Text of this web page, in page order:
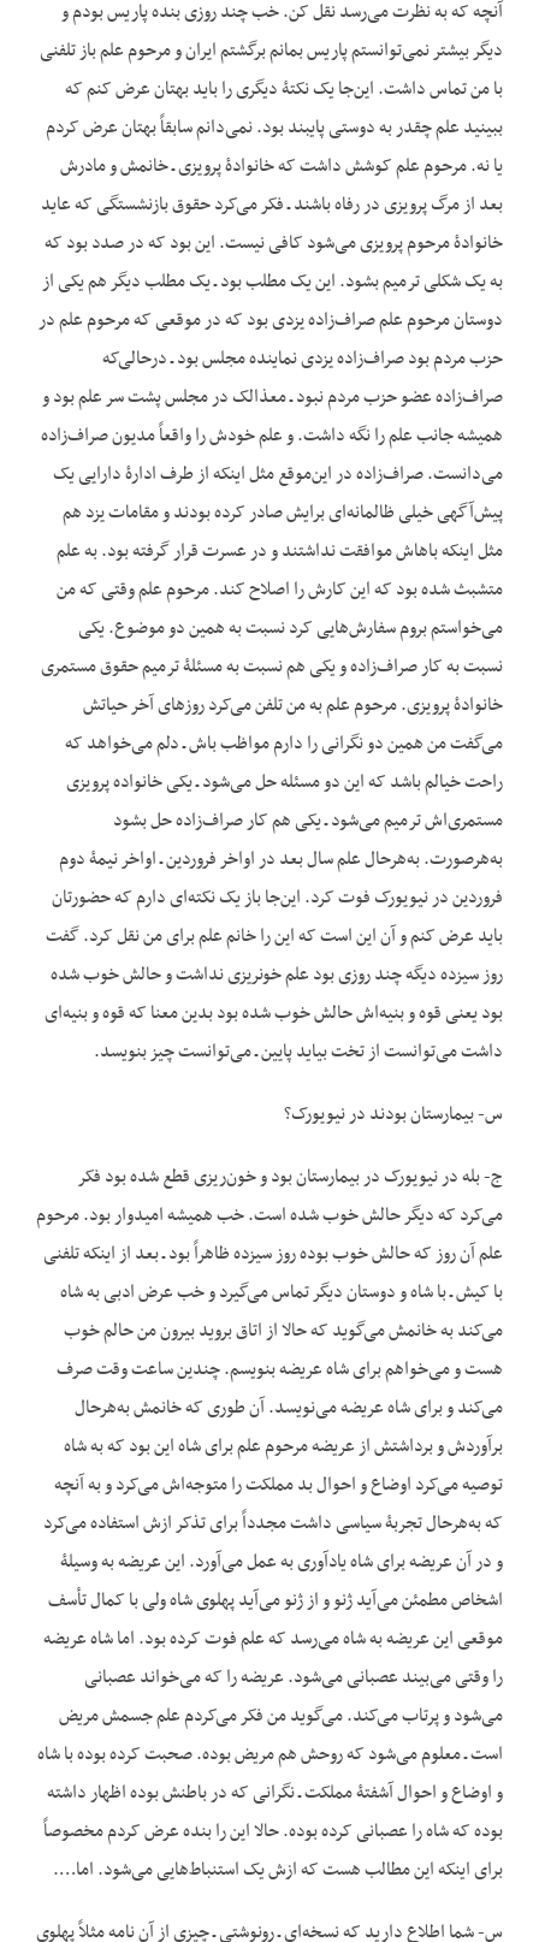
آنچه که به نظرت می‌رسد نقل کن. خب چند روزی بنده پاریس بودم و
دیگر بیشتر نمی‌توانستم پاریس بمانم برگشتم ایران و مرحوم علم باز تلفنی
با من تماس داشت. این‌جا یک نکتۀ دیگری را باید بهتان عرض کنم که
ببینید علم چقدر به دوستی پایبند بود. نمی‌دانم سابقاً بهتان عرض کردم
یا نه. مرحوم علم کوشش داشت که خانوادۀ پرویزی ـ خانمش و مادرش
بعد از مرگ پرویزی در رفاه باشند ـ فکر می‌کرد حقوق بازنشستگی که عاید
خانوادۀ مرحوم پرویزی می‌شود کافی نیست. این بود که در صدد بود که
به یک شکلی ترمیم بشود. این یک مطلب بود ـ یک مطلب دیگر هم یکی از
دوستان مرحوم علم صراف‌زاده یزدی بود که در موقعی که مرحوم علم در
حزب مردم بود صراف‌زاده یزدی نماینده مجلس بود ـ درحالی‌که
صراف‌زاده عضو حزب مردم نبود ـ مع‏ذالک در مجلس پشت سر علم بود و
همیشه جانب علم را نگه داشت. و علم خودش را واقعاً مدیون صراف‌زاده
می‌دانست. صراف‌زاده در این‌موقع مثل این‏که از طرف ادارۀ دارایی یک
پیش‌آگهی خیلی ظالمانه‌ای برایش صادر کرده بودند و مقامات یزد هم
مثل این‏که باهاش موافقت نداشتند و در عسرت قرار گرفته بود. به علم
متشبث شده بود که این کارش را اصلاح کند. مرحوم علم وقتی که من
می‌خواستم بروم سفارش‌هایی کرد نسبت به همین دو موضوع. یکی
نسبت به کار صراف‌زاده و یکی هم نسبت به مسئلۀ ترمیم حقوق مستمری
خانوادۀ پرویزی. مرحوم علم به من تلفن می‌کرد روزهای آخر حیاتش
می‌گفت من همین دو نگرانی را دارم مواظب باش ـ دلم می‌خواهد که
راحت خیالم باشد که این دو مسئله حل می‌شود ـ یکی خانواده پرویزی
مستمری‌اش ترمیم می‌شود ـ یکی هم کار صراف‌زاده حل بشود
به‌هرصورت. به‌هرحال علم سال بعد در اواخر فروردین ـ اواخر نیمۀ دوم
فروردین در نیویورک فوت کرد. این‌جا باز یک نکته‌ای دارم که حضورتان
باید عرض کنم و آن این است که این را خانم علم برای من نقل کرد. گفت
روز سیزده دیگه چند روزی بود علم خونریزی نداشت و حالش خوب شده
بود یعنی قوه و بنیه‌اش حالش خوب شده بود بدین معنا که قوه و بنیه‌ای
داشت می‌توانست از تخت بیاید پایین ـ می‌توانست چیز بنویسد.
س- بیمارستان بودند در نیویورک؟
ج- بله در نیویورک در بیمارستان بود و خون‌ریزی قطع شده بود فکر
می‌کرد که دیگر حالش خوب شده است. خب همیشه امیدوار بود. مرحوم
علم آن روز که حالش خوب بوده روز سیزده ظاهراً بود ـ بعد از این‏که تلفنی
با کیش ـ با شاه و دوستان دیگر تماس می‌گیرد و خب عرض ادبی به شاه
می‌کند به خانمش می‌گوید که حالا از اتاق بروید بیرون من حالم خوب
هست و می‌خواهم برای شاه عریضه بنویسم. چندین ساعت وقت صرف
می‌کند و برای شاه عریضه می‌نویسد. آن طوری که خانمش به‌هرحال
برآوردش و برداشتش از عریضه مرحوم علم برای شاه این بود که به شاه
توصیه می‌کرد اوضاع و احوال بد مملکت را متوجه‌اش می‌کرد و به آنچه
که به‌هرحال تجربۀ سیاسی داشت مجدداً برای تذکر ازش استفاده می‌کرد
و در آن عریضه برای شاه یادآوری به عمل می‌آورد. این عریضه به وسیلۀ
اشخاص مطمئن می‌آید ژنو و از ژنو می‌آید پهلوی شاه ولی با کمال تأسف
موقعی این عریضه به شاه می‌رسد که علم فوت کرده بود. اما شاه عریضه
را وقتی می‌بیند عصبانی می‌شود. عریضه را که می‌خواند عصبانی
می‌شود و پرتاب می‌کند. می‌گوید من فکر می‌کردم علم جسمش مریض
است ـ معلوم می‌شود که روحش هم مریض بوده. صحبت کرده بوده با شاه
و اوضاع و احوال آشفتۀ مملکت ـ نگرانی که در باطنش بوده اظهار داشته
بوده که شاه را عصبانی کرده بوده. حالا این را بنده عرض کردم مخصوصاً
برای این‏که این مطالب هست که ازش یک استنباط‌هایی می‌شود. اما….
س- شما اطلاع دارید که نسخه‌ای ـ رونوشتی ـ چیزی از آن نامه مثلاً پهلوی